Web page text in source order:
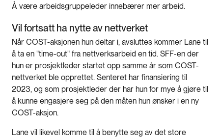
Å være arbeidsgruppeleder innebærer mer arbeid.
Vil fortsatt ha nytte av nettverket
Når COST-aksjonen hun deltar i, avsluttes kommer Lane til
å ta en "time-out" fra nettverksarbeid en tid. SFF-en der
hun er prosjektleder startet opp samme år som COST-
nettverket ble opprettet. Senteret har finansiering til
2023, og som prosjektleder der har hun for mye å gjøre til
å kunne engasjere seg på den måten hun ønsker i en ny
COST-aksjon.
Lane vil likevel komme til å benytte seg av det store